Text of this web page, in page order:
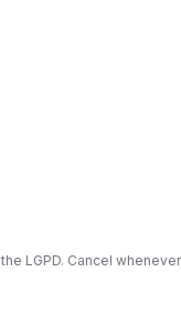
LGPD. Cancel whenever